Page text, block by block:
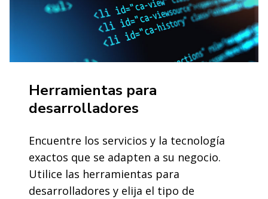
Herramientas para
desarrolladores
Encuentre los servicios y la tecnología
exactos que se adapten a su negocio.
Utilice las herramientas para
desarrolladores y elija el tipo de